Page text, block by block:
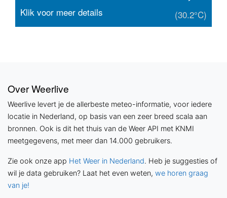
(30.2°C)
Klik voor meer details
Over Weerlive
Weerlive levert je de allerbeste meteo-informatie, voor iedere
locatie in Nederland, op basis van een zeer breed scala aan
bronnen. Ook is dit het thuis van de Weer API met KNMI
meetgegevens, met meer dan 14.000 gebruikers.
Zie ook onze app Het Weer in Nederland. Heb je suggesties of
wil je data gebruiken? Laat het even weten, we horen graag
van je!